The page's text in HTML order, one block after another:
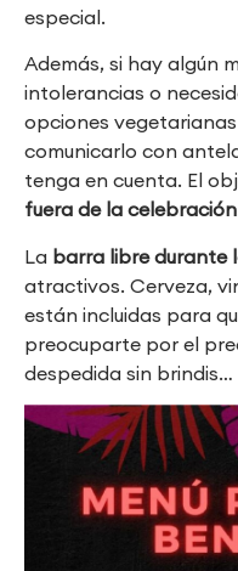
especial.
Además, si hay algún
intolerancias o
opciones
comunicarlo con
tenga en cuenta. El
fuera de la celebración
La barra libre durante
atractivos. Cerveza,
están incluidas para
preocuparte por el
despedida sin